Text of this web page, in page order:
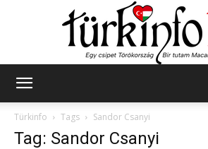
Türkinfo
Tags Sandor Csanyi
Tag: Sandor Csanyi